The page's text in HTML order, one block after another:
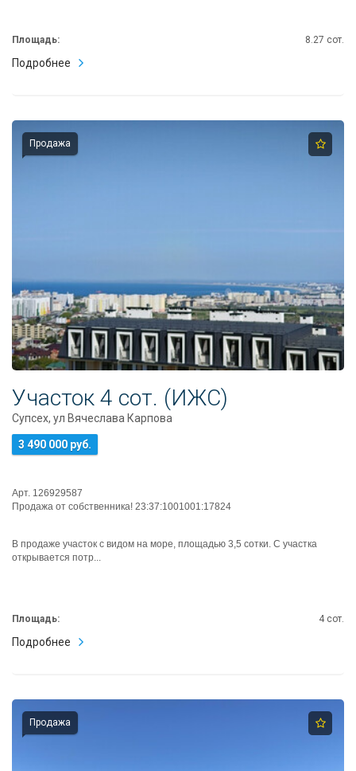
Площадь: 8.27 сот.
Подробнее
Продажа
Участок 4 сот. (ИЖС)
Супсех, ул Вячеслава Карпова
3 490 000 руб.
Арт. 126929587
Продажа от собственника! 23:37:1001001:17824
В продаже участок с видом на море, площадью 3,5 сотки. С участка
открывается потр...
Площадь: 4 сот.
Подробнее
Продажа